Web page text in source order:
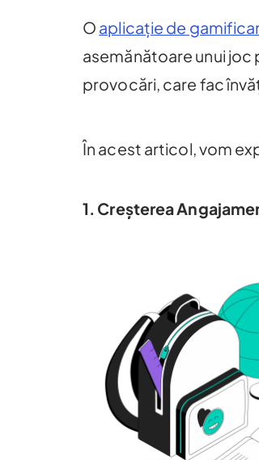
O aplicație de
asemănătoare unui joc
provocări, care fac
În acest articol, vom
1. Creșterea